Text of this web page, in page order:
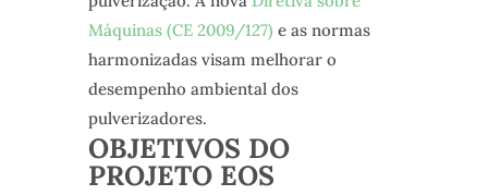
Máquinas (CE 2009/127) e as normas
harmonizadas visam melhorar o
desempenho ambiental dos
pulverizadores.
OBJETIVOS DO
PROJETO EOS